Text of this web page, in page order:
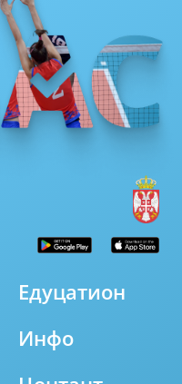
Едуцатион
Инфо